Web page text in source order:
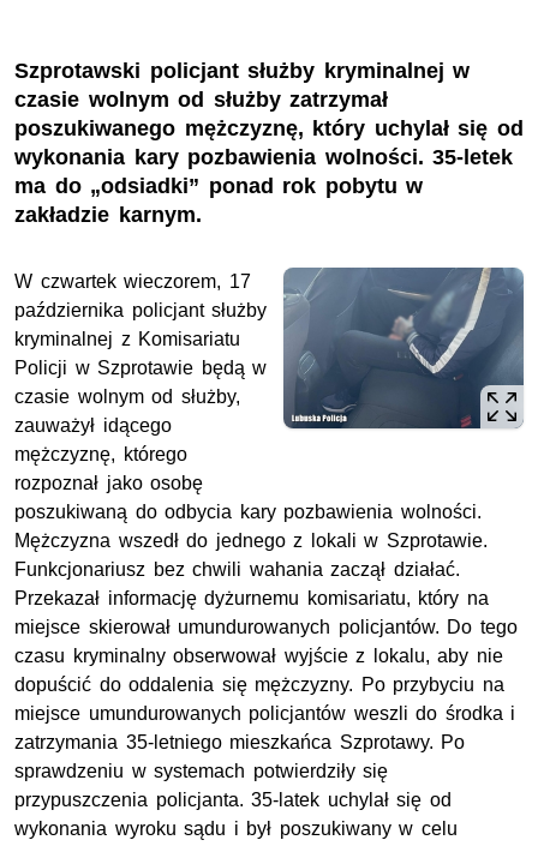
Szprotawski policjant służby kryminalnej w
czasie wolnym od służby zatrzymał
poszukiwanego mężczyznę, który uchylał się od
wykonania kary pozbawienia wolności. 35-letek
ma do „odsiadki” ponad rok pobytu w
zakładzie karnym.
W czwartek wieczorem, 17
października policjant służby
kryminalnej z Komisariatu
Policji w Szprotawie będą w
czasie wolnym od służby,
zauważył idącego
mężczyznę, którego
rozpoznał jako osobę
poszukiwaną do odbycia kary pozbawienia wolności.
Mężczyzna wszedł do jednego z lokali w Szprotawie.
Funkcjonariusz bez chwili wahania zaczął działać.
Przekazał informację dyżurnemu komisariatu, który na
miejsce skierował umundurowanych policjantów. Do tego
czasu kryminalny obserwował wyjście z lokalu, aby nie
dopuścić do oddalenia się mężczyzny. Po przybyciu na
miejsce umundurowanych policjantów weszli do środka i
zatrzymania 35-letniego mieszkańca Szprotawy. Po
sprawdzeniu w systemach potwierdziły się
przypuszczenia policjanta. 35-latek uchylał się od
wykonania wyroku sądu i był poszukiwany w celu